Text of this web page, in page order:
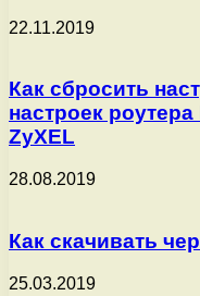
22.11.2019
Как сбросить
настроек
ZyXEL
28.08.2019
Как скачивать
25.03.2019